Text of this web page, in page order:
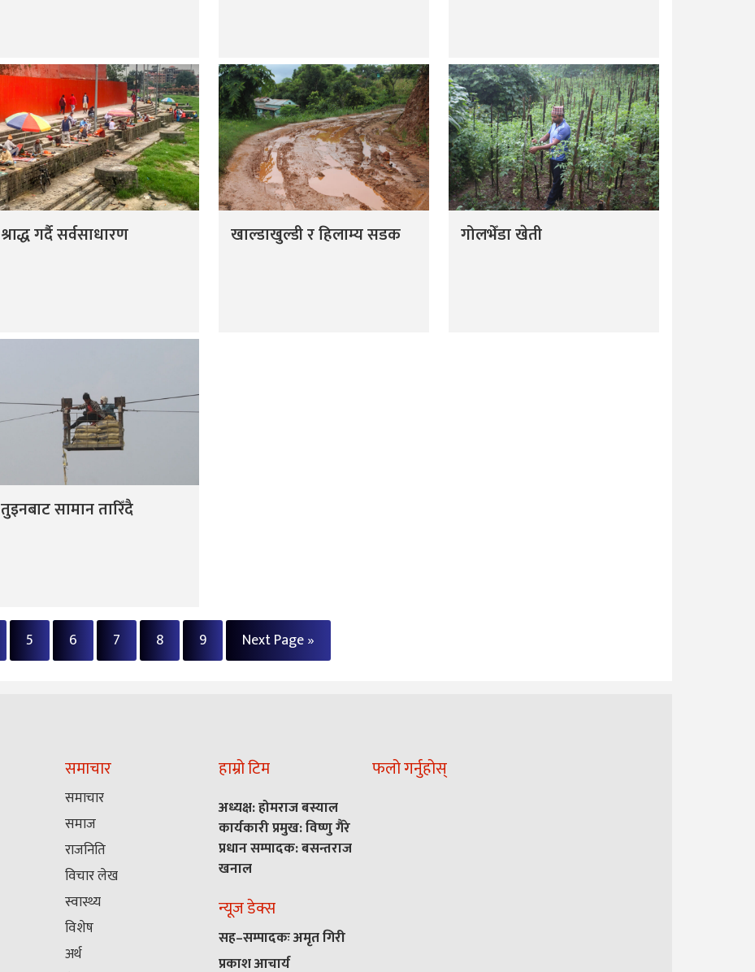
श्राद्ध गर्दै सर्वसाधारण खाल्डाखुल्डी र हिलाम्य सडक गोलभेँडा खेती
तुइनबाट सामान तारिँदै
5 6 7 8 9 Next Page »
समाचार
समाचार
समाज
राजनिति
विचार लेख
स्वास्थ्य
विशेष
अर्थ
हाम्रो टिम
अध्यक्ष: होमराज बस्याल
कार्यकारी प्रमुख: विष्णु गैरे
प्रधान सम्पादक: बसन्तराज
खनाल
न्यूज डेक्स
सह–सम्पादकः अमृत गिरी
प्रकाश आचार्य
फलो गर्नुहोस्